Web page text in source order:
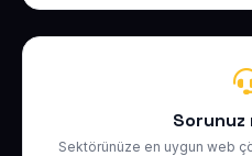
Sorunuz
Sektörünüze en uygun web